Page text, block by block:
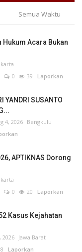
Semua Waktu
Acara Bukan
0 39 Laporkan
YANDRI SUSANTO
4, 2026 Bengkulu
APTIKNAS Dorong
0 20 Laporkan
Kasus Kejahatan
2026 Jawa Barat
Laporkan